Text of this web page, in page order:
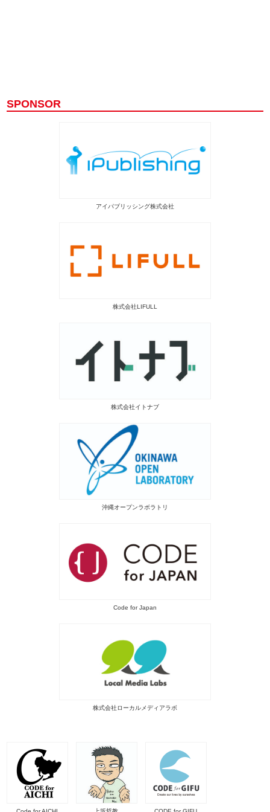
SPONSOR
アイパブリッシング株式会社
株式会社LIFULL
株式会社イトナブ
沖縄オープンラボラトリ
Code for Japan
株式会社ローカルメディアラボ